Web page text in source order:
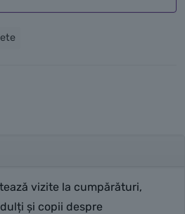
vizite la cumpărături,
și copii despre